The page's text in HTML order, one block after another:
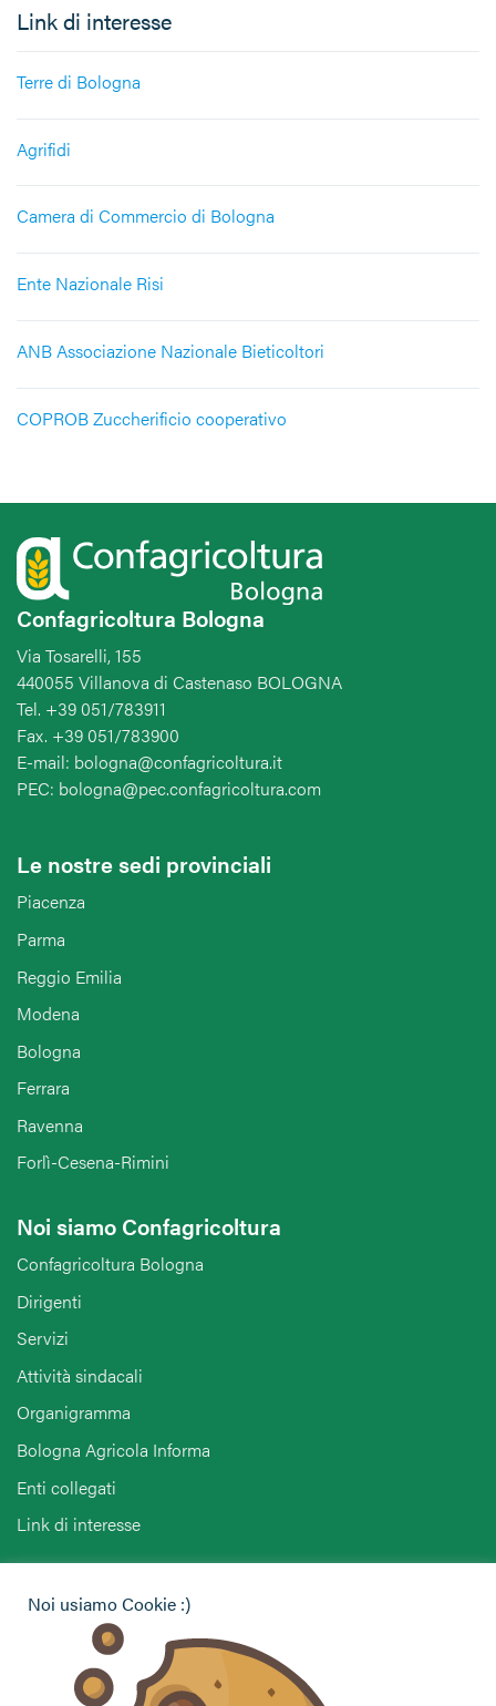
Link di interesse
Terre di Bologna
Agrifidi
Camera di Commercio di Bologna
Ente Nazionale Risi
ANB Associazione Nazionale Bieticoltori
COPROB Zuccherificio cooperativo
Confagricoltura Bologna
Via Tosarelli, 155
440055 Villanova di Castenaso BOLOGNA
Tel. +39 051/783911
Fax. +39 051/783900
E-mail: bologna@confagricoltura.it
PEC: bologna@pec.confagricoltura.com
Le nostre sedi provinciali
Piacenza
Parma
Reggio Emilia
Modena
Bologna
Ferrara
Ravenna
Forlì-Cesena-Rimini
Noi siamo Confagricoltura
Confagricoltura Bologna
Dirigenti
Servizi
Attività sindacali
Organigramma
Bologna Agricola Informa
Enti collegati
Link di interesse
Vuoi contattarci per ricevere assistenza, lasciare un
commento o chiedere informazioni?
Noi usiamo Cookie :)